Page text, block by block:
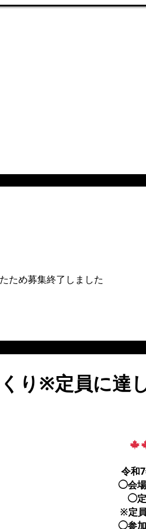
ため募集終了しました
くり※定員に達
令和
◯会
◯定
※定
◯参